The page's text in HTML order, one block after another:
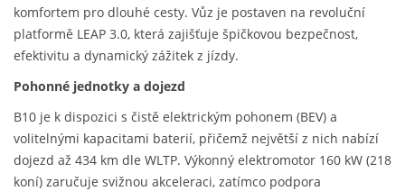
komfortem pro dlouhé cesty. Vůz je postaven na revoluční
platformě LEAP 3.0, která zajišťuje špičkovou bezpečnost,
efektivitu a dynamický zážitek z jízdy.
Pohonné jednotky a dojezd
B10 je k dispozici s čistě elektrickým pohonem (BEV) a
volitelnými kapacitami baterií, přičemž největší z nich nabízí
dojezd až 434 km dle WLTP. Výkonný elektromotor 160 kW (218
koní) zaručuje svižnou akceleraci, zatímco podpora